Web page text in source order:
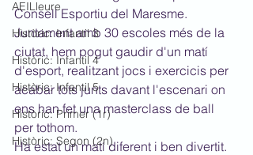
AEILleure
Històric: Infantil 3
Històric: Infantil 4
Històric: Infantil 5
Històric: Primer (1r)
Històric: Segon (2n)
Consell Esportiu del Maresme.
Juntament amb 30 escoles més de la
ciutat, hem pogut gaudir d'un matí
d'esport, realitzant jocs i exercicis per
acabar tots junts davant l'escenari on
ens han fet una masterclass de ball
per tothom.
Ha estat un matí diferent i ben divertit.